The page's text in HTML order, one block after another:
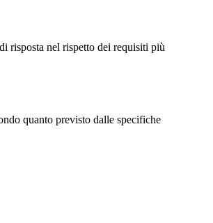
risposta nel rispetto dei requisiti più
quanto previsto dalle specifiche